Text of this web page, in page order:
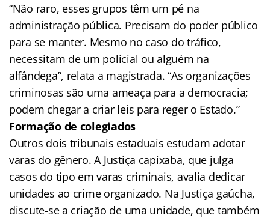
“Não raro, esses grupos têm um pé na
administração pública. Precisam do poder público
para se manter. Mesmo no caso do tráfico,
necessitam de um policial ou alguém na
alfândega”, relata a magistrada. “As organizações
criminosas são uma ameaça para a democracia;
podem chegar a criar leis para reger o Estado.”
Formação de colegiados
Outros dois tribunais estaduais estudam adotar
varas do gênero. A Justiça capixaba, que julga
casos do tipo em varas criminais, avalia dedicar
unidades ao crime organizado. Na Justiça gaúcha,
discute-se a criação de uma unidade, que também